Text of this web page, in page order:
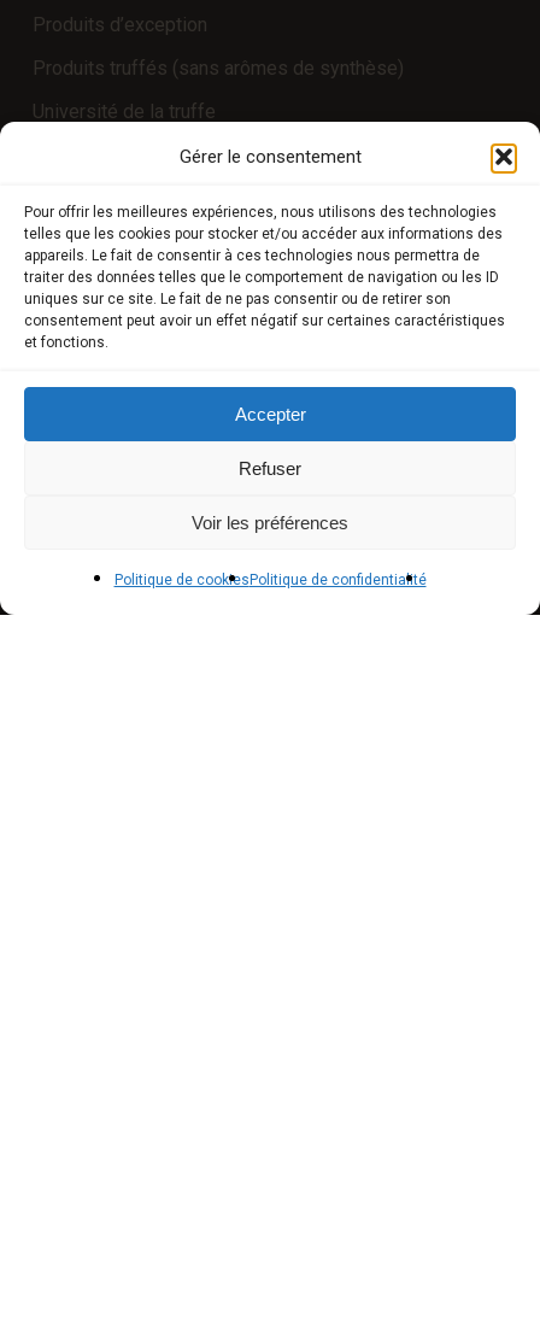
Gérer le consentement
Pour offrir les meilleures expériences, nous utilisons des technologies
telles que les cookies pour stocker et/ou accéder aux informations des
appareils. Le fait de consentir à ces technologies nous permettra de
traiter des données telles que le comportement de navigation ou les ID
uniques sur ce site. Le fait de ne pas consentir ou de retirer son
consentement peut avoir un effet négatif sur certaines caractéristiques
et fonctions.
Accepter
Refuser
Voir les préférences
Politique de cookies Politique de confidentialité
Produits d’exception
Produits truffés (sans arômes de synthèse)
Université de la truffe
COMPTE CLIENT
Boutique
Mon compte
Modes de paiement
Conditions générales de vente